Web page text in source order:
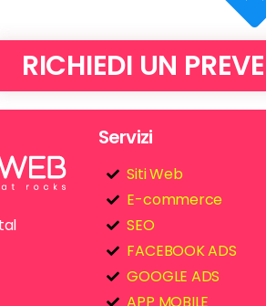
RICHIEDI UN
Servizi
Siti Web
E-commerce
SEO
FACEBOOK ADS
GOOGLE ADS
APP MOBILE